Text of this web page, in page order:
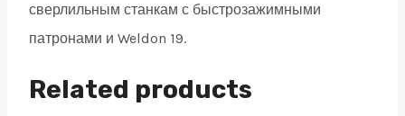
сверлильным станкам с быстрозажимными
патронами и Weldon 19.
Related products